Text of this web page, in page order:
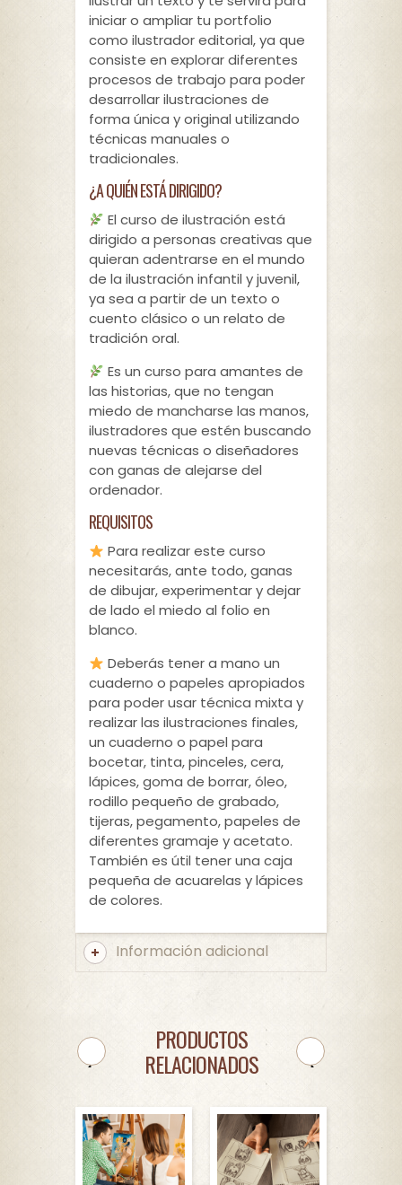
iniciar o ampliar tu portfolio
como ilustrador editorial, ya que
consiste en explorar diferentes
procesos de trabajo para poder
desarrollar ilustraciones de
forma única y original utilizando
técnicas manuales o
tradicionales.
¿A QUIÉN ESTÁ DIRIGIDO?
El curso de ilustración está
dirigido a personas creativas que
quieran adentrarse en el mundo
de la ilustración infantil y juvenil,
ya sea a partir de un texto o
cuento clásico o un relato de
tradición oral.
Es un curso para amantes de
las historias, que no tengan
miedo de mancharse las manos,
ilustradores que estén buscando
nuevas técnicas o diseñadores
con ganas de alejarse del
ordenador.
REQUISITOS
Para realizar este curso
necesitarás, ante todo, ganas
de dibujar, experimentar y dejar
de lado el miedo al folio en
blanco.
Deberás tener a mano un
cuaderno o papeles apropiados
para poder usar técnica mixta y
realizar las ilustraciones finales,
un cuaderno o papel para
bocetar, tinta, pinceles, cera,
lápices, goma de borrar, óleo,
rodillo pequeño de grabado,
tijeras, pegamento, papeles de
diferentes gramaje y acetato.
También es útil tener una caja
pequeña de acuarelas y lápices
de colores.
Información adicional
PRODUCTOS
RELACIONADOS